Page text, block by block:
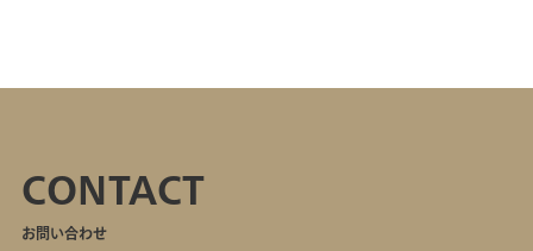
CONTACT
お問い合わせ